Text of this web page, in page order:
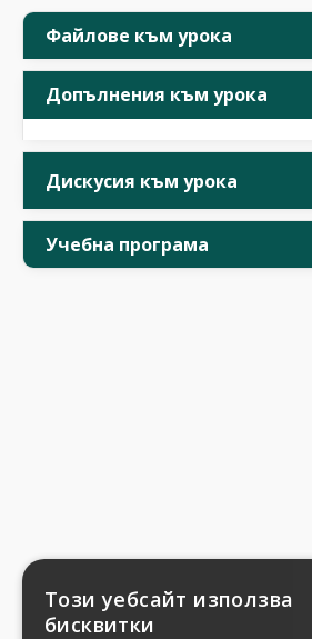
Файлове към урока
Допълнения към урока
Дискусия към урока
Учебна програма
Този уебсайт използва
бисквитки